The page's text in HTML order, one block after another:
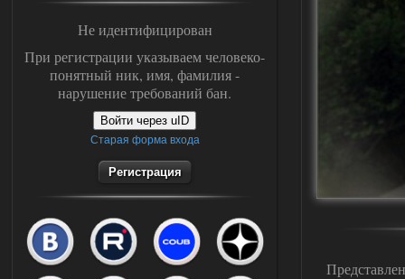
Не идентифицирован
При регистрации указываем человеко-
понятный ник, имя, фамилия -
нарушение требований бан.
Войти через uID
Старая форма входа
Регистрация